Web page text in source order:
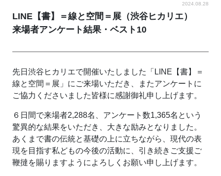
2024.08.28
LINE【書】＝線と空間＝展（渋谷ヒカリエ）
来場者アンケート結果・ベスト10
先日渋谷ヒカリエで開催いたしました「LINE【書】＝
線と空間＝展」にご来場いただき、またアンケートに
ご協力くださいました皆様に感謝御礼申し上げます。
６日間で来場者2,288名、アンケート数1,365名という
驚異的な結果をいただき、大きな励みとなりました。
あくまで書の伝統と基礎の上に立ちながら、現代の表
現を目指す私どもの今後の活動に、引き続きご支援ご
鞭撻を賜りますようによろしくお願い申し上げます。